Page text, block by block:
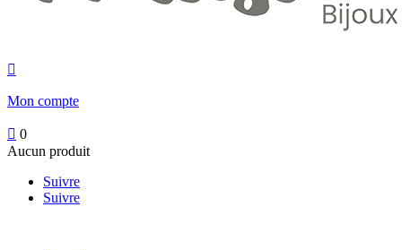

Mon compte
 0
Aucun produit
Suivre
Suivre